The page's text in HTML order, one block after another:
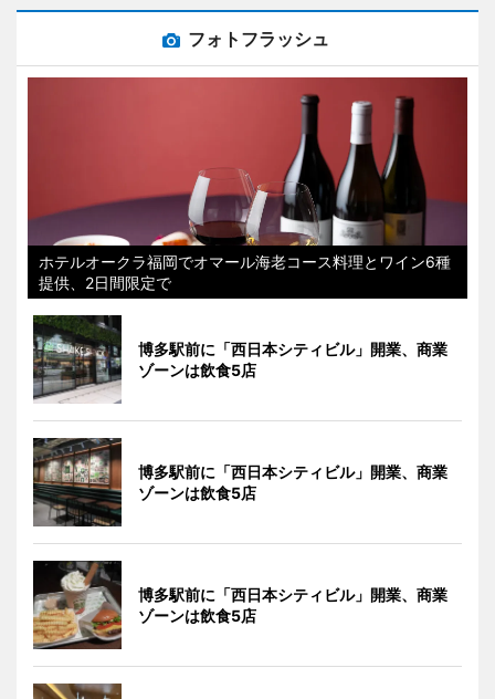
フォトフラッシュ
ホテルオークラ福岡でオマール海老コース料理とワイン6種
提供、2日間限定で
博多駅前に「西日本シティビル」開業、商業
ゾーンは飲食5店
博多駅前に「西日本シティビル」開業、商業
ゾーンは飲食5店
博多駅前に「西日本シティビル」開業、商業
ゾーンは飲食5店